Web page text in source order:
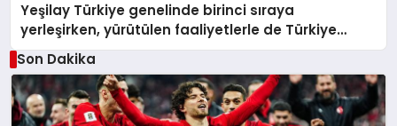
Yeşilay Türkiye genelinde birinci sıraya
yerleşirken, yürütülen faaliyetlerle de Türkiye
üçüncüsü oldu.
Son Dakika